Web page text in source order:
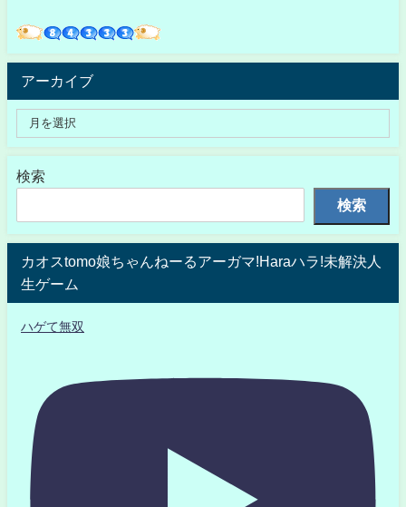
アーカイブ
検索
検索
カオスtomo娘ちゃんねーるアーガマ!Haraハラ!未解決人
生ゲーム
ハゲて無双